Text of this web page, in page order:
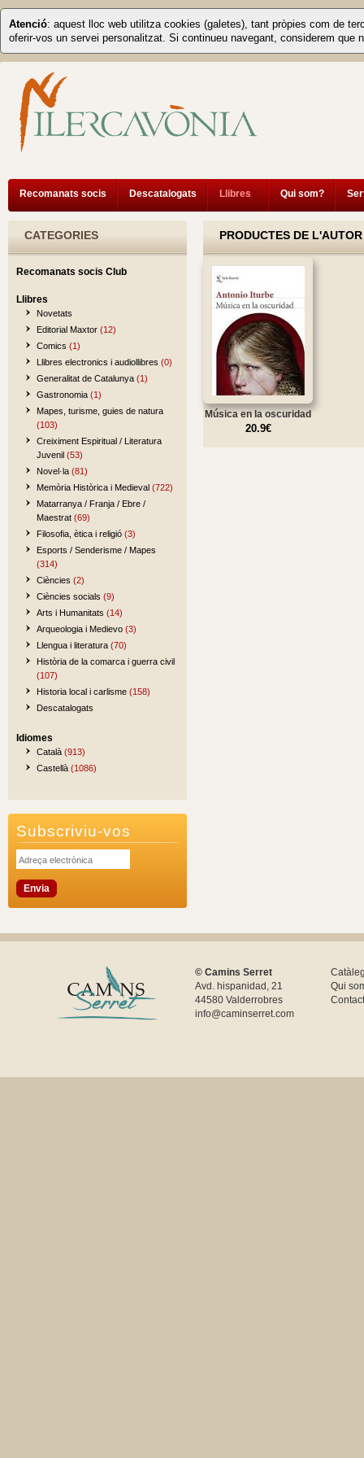
Atenció: aquest lloc web utilitza cookies (galetes), tant pròpies com de
oferir-vos un servei personalitzat. Si continueu navegant, considerem que
Recomanats socis Descatalogats Llibres Qui som?
CATEGORIES
Recomanats socis Club
Llibres
Novetats
Editorial Maxtor (12)
Comics (1)
Llibres electronics i audiollibres (0)
Generalitat de Catalunya (1)
Gastronomia (1)
Mapes, turisme, guies de natura
(103)
Creiximent Espiritual / Literatura
Juvenil (53)
Novel·la (81)
Memòria Històrica i Medieval (722)
Matarranya / Franja / Ebre /
Maestrat (69)
Filosofia, ètica i religió (3)
Esports / Senderisme / Mapes
(314)
Ciències (2)
Ciències socials (9)
Arts i Humanitats (14)
Arqueologia i Medievo (3)
Llengua i literatura (70)
Història de la comarca i guerra civil
(107)
Historia local i carlisme (158)
Descatalogats
Idiomes
Català (913)
Castellà (1086)
Subscriviu-vos
PRODUCTES DE
Música en la oscuridad
20.9€
© Camins Serret
Avd. hispanidad, 21
44580 Valderrobres
info@caminserret.com
Qui